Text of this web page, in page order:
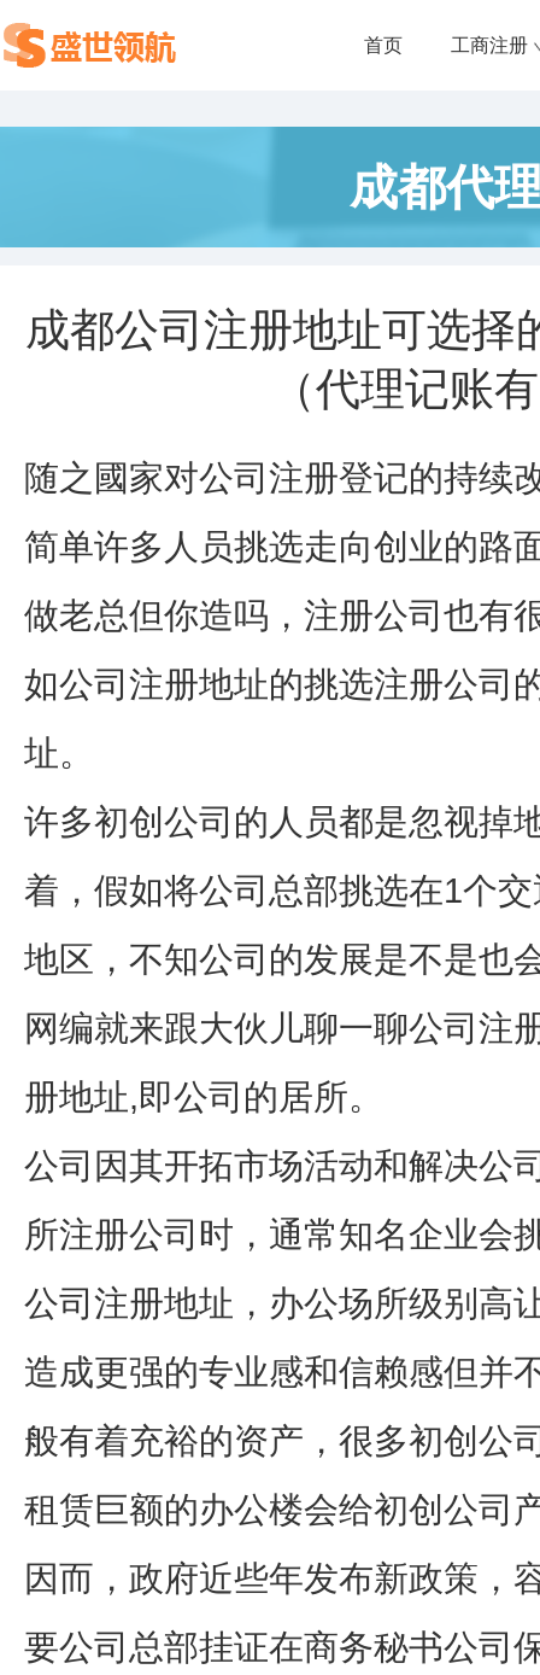
首页 工商注册
成都代
成都公司注册地址可选择
（代理记账
随之國家对公司注册登记的持续
简单许多人员挑选走向创业的路
做老总但你造吗，注册公司也有
如公司注册地址的挑选注册公司
址。
许多初创公司的人员都是忽视掉
着，假如将公司总部挑选在1个
地区，不知公司的发展是不是也
网编就来跟大伙儿聊一聊公司
册地址,即公司的居所。
公司因其开拓市场活动和解决公
所注册公司时，通常知名企业会
公司注册地址，办公场所级别高
造成更强的专业感和信赖感但并
般有着充裕的资产，很多初创公
租赁巨额的办公楼会给初创公司
因而，政府近些年发布新政策，
要公司总部挂证在商务秘书公司